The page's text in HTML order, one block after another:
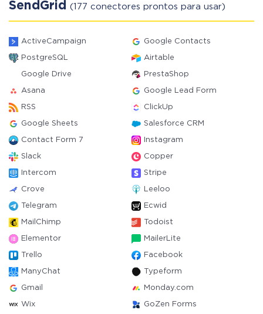
SendGrid (177 conectores prontos para usar)
ActiveCampaign Google Contacts
PostgreSQL Airtable
Google Drive PrestaShop
Asana Google Lead Form
RSS ClickUp
Google Sheets Salesforce CRM
Contact Form 7 Instagram
Slack Copper
Intercom Stripe
Crove Leeloo
Telegram Ecwid
MailChimp Todoist
Elementor MailerLite
Trello Facebook
ManyChat Typeform
Gmail Monday.com
Wix GoZen Forms